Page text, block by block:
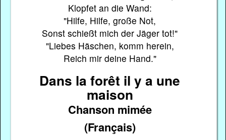
Klopfet an die Wand:
"Hilfe, Hilfe, große Not,
Sonst schießt mich der Jäger tot!"
"Liebes Häschen, komm herein,
Reich mir deine Hand."
Dans la forêt il y a une
maison
Chanson mimée
(Français)